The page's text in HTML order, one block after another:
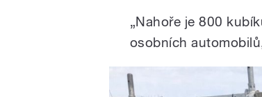
„Nahoře je 800
osobních